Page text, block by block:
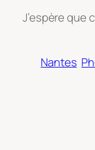
J’espère que
Nantes